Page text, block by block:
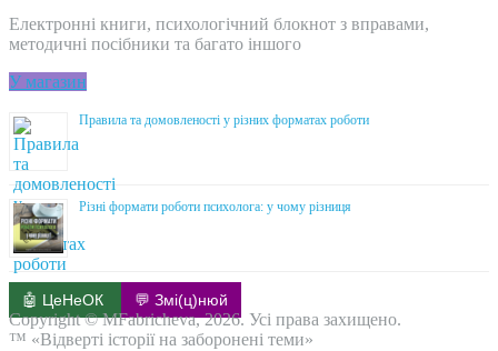
Електронні книги, психологічний блокнот з вправами,
методичні посібники та багато іншого
У магазин
Правила та домовленості у різних форматах роботи
Різні формати роботи психолога: у чому різниця
🤖 ЦеНеОК 💬 Змі(ц)нюй
Copyright © MFabricheva, 2026. Усі права захищено.
™ «Відверті історії на заборонені теми»